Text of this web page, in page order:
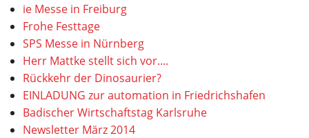
ie Messe in Freiburg
Frohe Festtage
SPS Messe in Nürnberg
Herr Mattke stellt sich vor....
Rückkehr der Dinosaurier?
EINLADUNG zur automation in Friedrichshafen
Badischer Wirtschaftstag Karlsruhe
Newsletter März 2014